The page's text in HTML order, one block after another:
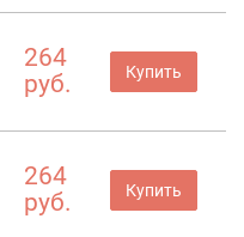
264
руб.
Купить
264
руб.
Купить